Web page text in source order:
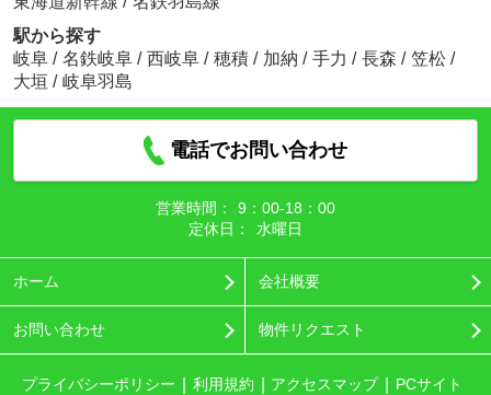
駅から探す
岐阜 / 名鉄岐阜 / 西岐阜 / 穂積 / 加納 / 手力 / 長森 / 笠松 /
大垣 / 岐阜羽島
電話でお問い合わせ
営業時間：
9：00‐18：00
定休日：
水曜日
ホーム 会社概要
お問い合わせ 物件リクエスト
プライバシーポリシー 利用規約 アクセスマップ
PCサイト